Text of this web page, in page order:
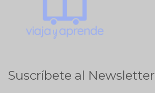
Suscríbete al Newsletter